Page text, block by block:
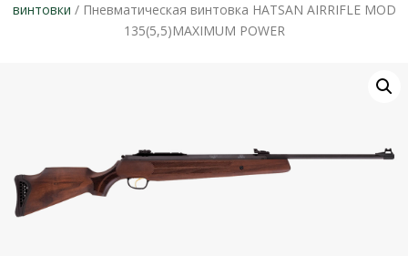
винтовки / Пневматическая винтовка HATSAN AIRRIFLE MOD
135(5,5)MAXIMUM POWER